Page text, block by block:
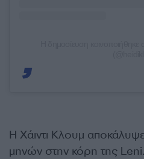
H Χάιντι Κλουμ
μηνών στην κόρη της